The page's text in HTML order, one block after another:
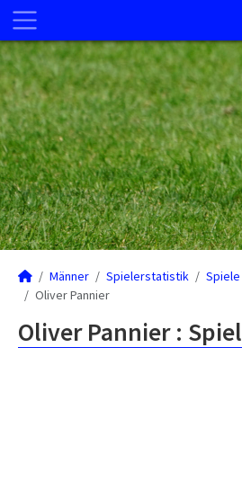
Männer Spielerstatistik Spiele
Oliver Pannier
Oliver Pannier :